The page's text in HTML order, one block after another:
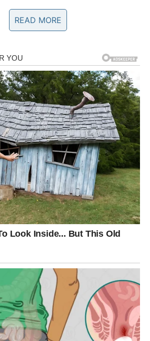
VAM VRAĆAJU
I
ulaze u fazu u kojoj se ponovo
sumnji, unutrašnjih borbi i
nego što dobijate sada se
stavljaju u centar pažnje – ali ovaj
zbog autentičnosti.
planu, Lavovima se otvaraju
slušaju i uvažavaju. Vaše ideje
reč vrednost. Mnogi Lavovi dobijaju
ili priliku da pokažu koliko zaista
za sve trenutke kada ste sumnjali u
ne pristaje na polovične emocije. Do
što vas raduje, inspiriše i smiruje.
se podiže na viši nivo iskrenosti i
slobodni, privlačite osobe koje vas
jeste – bez potrebe da se
, Lav konačno shvata da sreća ne
READ MORE